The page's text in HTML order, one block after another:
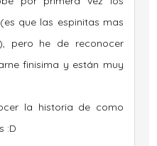
que las espinitas mas
pero he de reconocer
finisima y están muy
la historia de como
:D